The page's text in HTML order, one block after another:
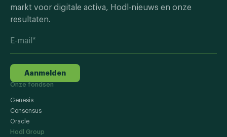
markt voor digitale activa, Hodl-nieuws en onze
resultaten.
Aanmelden
Onze fondsen
Genesis
Consensus
Oracle
Hodl Group